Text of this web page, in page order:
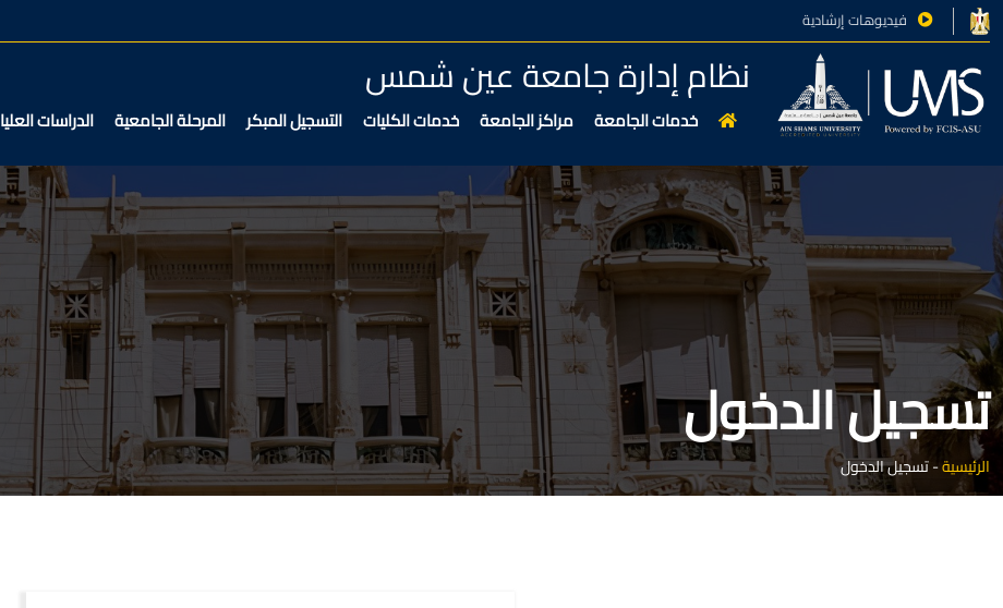
فيديوهات إرشادية
نظام إدارة جامعة عين شمس
خدمات الجامعة مراكز الجامعة خدمات الكليات التسجيل المبكر المرحلة الجامعية الدراسات العليا
تسجيل الدخول
الرئيسية-تسجيل الدخول